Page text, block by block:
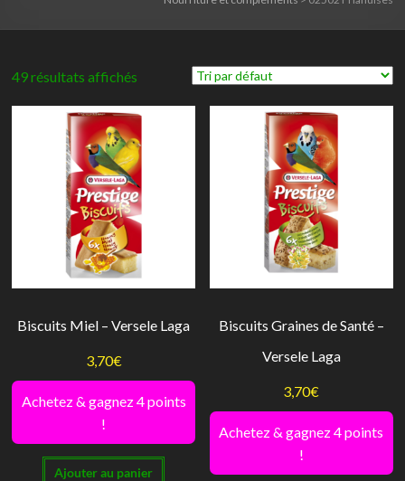
49 résultats affichés
Biscuits Miel – Versele Laga
3,70€
Achetez & gagnez 4 points
!
Ajouter au panier
Biscuits Graines de Santé –
Versele Laga
3,70€
Achetez & gagnez 4 points
!